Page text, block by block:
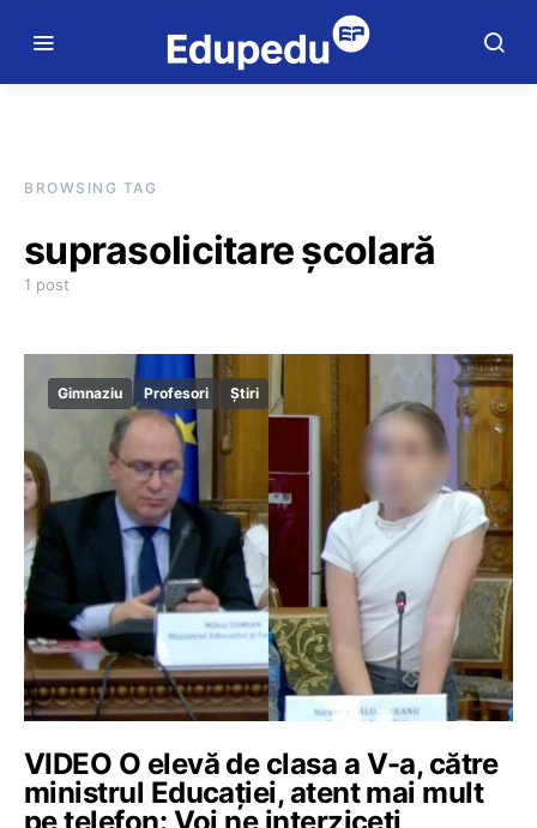
BROWSING TAG
suprasolicitare școlară
1 post
Gimnaziu Profesori Știri
VIDEO O elevă de clasa a V-a, către
ministrul Educației, atent mai mult